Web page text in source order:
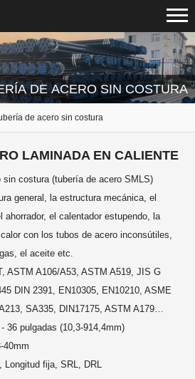
DE ACERO SIN COSTURA
de acero sin costura
LAMINADA EN CALIENTE
sin costura (tubería de acero SMLS)
general, la estructura mecánica, el
ahorrador, el calentador estupendo, la
con los tubos de acero inconsútiles,
el aceite etc.
ASTM A106/A53, ASTM A519, JIS G
DIN 2391, EN10305, EN10210, ASME
SA335, DIN17175, ASTM A179…
36 pulgadas (10,3-914,4mm)
40mm
Longitud fija, SRL, DRL